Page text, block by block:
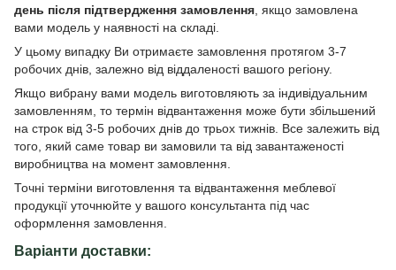
день після підтвердження замовлення , якщо замовлена
вами модель у наявності на складі.
У цьому випадку Ви отримаєте замовлення протягом 3-7
робочих днів, залежно від віддаленості вашого регіону.
Якщо вибрану вами модель виготовляють за індивідуальним
замовленням, то термін відвантаження може бути збільшений
на строк від 3-5 робочих днів до трьох тижнів. Все залежить від
того, який саме товар ви замовили та від завантаженості
виробництва на момент замовлення.
Точні терміни виготовлення та відвантаження меблевої
продукції уточнюйте у вашого консультанта під час
оформлення замовлення.
Варіанти доставки: